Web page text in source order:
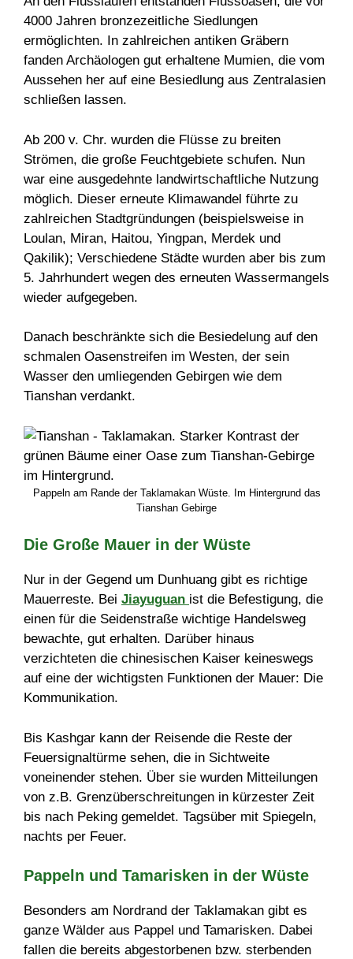
4000 Jahren bronzezeitliche Siedlungen
ermöglichten. In zahlreichen antiken Gräbern
fanden Archäologen gut erhaltene Mumien, die vom
Aussehen her auf eine Besiedlung aus Zentralasien
schließen lassen.
Ab 200 v. Chr. wurden die Flüsse zu breiten
Strömen, die große Feuchtgebiete schufen. Nun
war eine ausgedehnte landwirtschaftliche Nutzung
möglich. Dieser erneute Klimawandel führte zu
zahlreichen Stadtgründungen (beispielsweise in
Loulan, Miran, Haitou, Yingpan, Merdek und
Qakilik); Verschiedene Städte wurden aber bis zum
5. Jahrhundert wegen des erneuten Wassermangels
wieder aufgegeben.
Danach beschränkte sich die Besiedelung auf den
schmalen Oasenstreifen im Westen, der sein
Wasser den umliegenden Gebirgen wie dem
Tianshan verdankt.
Pappeln am Rande der Taklamakan Wüste. Im Hintergrund das
Tianshan Gebirge
Die Große Mauer in der Wüste
Nur in der Gegend um Dunhuang gibt es richtige
Mauerreste. Bei Jiayuguan ist die Befestigung, die
einen für die Seidenstraße wichtige Handelsweg
bewachte, gut erhalten. Darüber hinaus
verzichteten die chinesischen Kaiser keineswegs
auf eine der wichtigsten Funktionen der Mauer: Die
Kommunikation.
Bis Kashgar kann der Reisende die Reste der
Feuersignaltürme sehen, die in Sichtweite
voneinender stehen. Über sie wurden Mitteilungen
von z.B. Grenzüberschreitungen in kürzester Zeit
bis nach Peking gemeldet. Tagsüber mit Spiegeln,
nachts per Feuer.
Pappeln und Tamarisken in der Wüste
Besonders am Nordrand der Taklamakan gibt es
ganze Wälder aus Pappel und Tamarisken. Dabei
fallen die bereits abgestorbenen bzw. sterbenden